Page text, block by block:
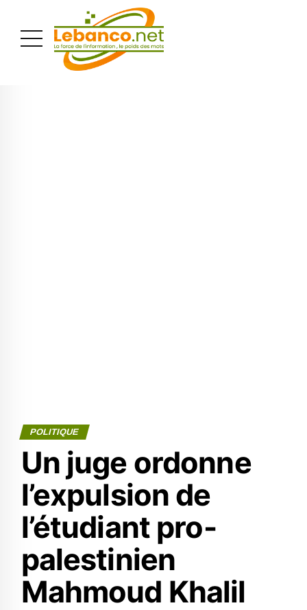
POLITIQUE
Un juge ordonne
l’expulsion de
l’étudiant pro-
palestinien
Mahmoud Khalil